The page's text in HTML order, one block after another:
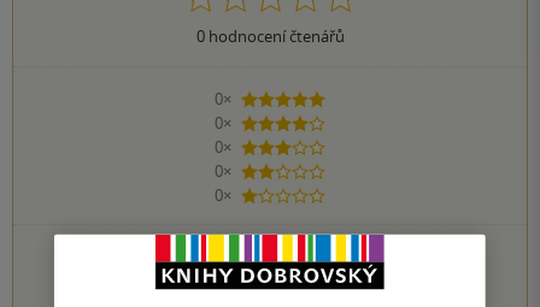
0hodnocení čtenářů
0×
5 hvězdiček
0×
4 hvězdičky
0×
3 hvězdičky
0×
2 hvězdičky
0×
1 hvezdička
PŘIDEJTE SVÉ HODNOCENÍ KNIHY